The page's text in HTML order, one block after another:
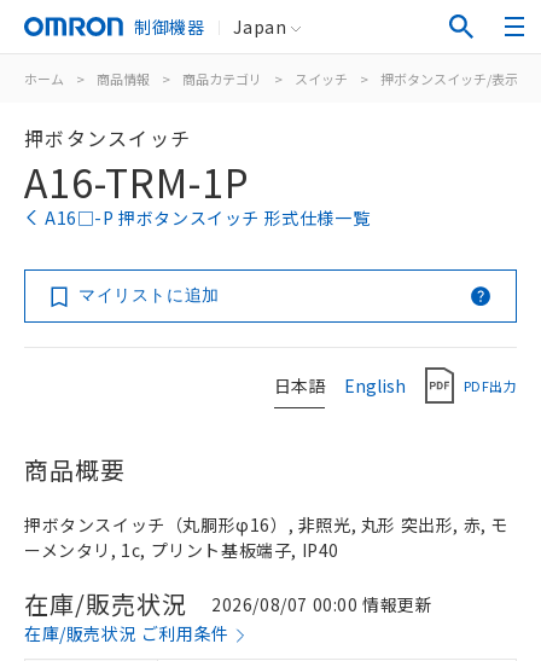
制御機器 Japan
ホーム > 商品情報 > 商品カテゴリ > スイッチ > 押ボタンスイッチ/表示灯
押ボタンスイッチ
A16-TRM-1P
A16□-P 押ボタンスイッチ 形式仕様一覧
マイリストに追加
日本語 English PDF出力
商品概要
押ボタンスイッチ（丸胴形φ16）, 非照光, 丸形 突出形, 赤, モ
ーメンタリ, 1c, プリント基板端子, IP40
在庫/販売状況
2026/08/07 00:00 情報更新
在庫/販売状況 ご利用条件